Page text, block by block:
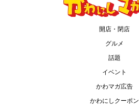
開店・閉店
グルメ
話題
イベント
かわマガ広告
かわにしクーポン